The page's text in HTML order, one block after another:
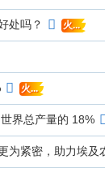
处吗？ 火...
火...
界总产量的 18%
为紧密，助力埃及